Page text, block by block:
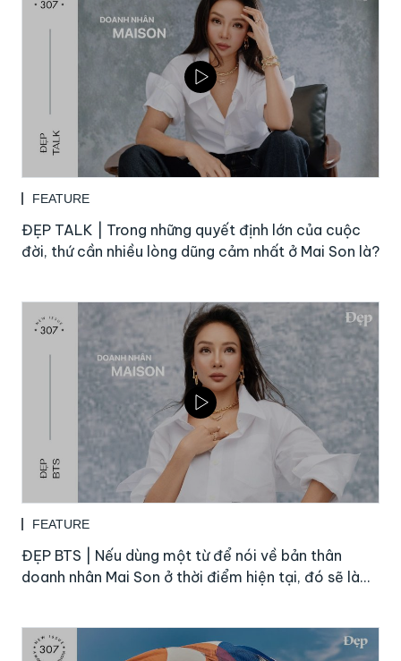
FEATURE
ĐẸP TALK | Trong những quyết định lớn của cuộc
đời, thứ cần nhiều lòng dũng cảm nhất ở Mai Son là?
FEATURE
ĐẸP BTS | Nếu dùng một từ để nói về bản thân
doanh nhân Mai Son ở thời điểm hiện tại, đó sẽ là…